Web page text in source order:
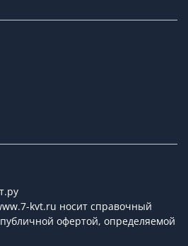
kvt.ru носит справочный
офертой, определяемой